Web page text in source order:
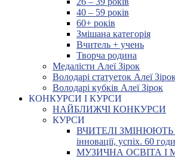
40 – 59 років
60+ років
Змішана категорія
Вчитель + учень
Творча родина
Медалісти Алеї Зірок
Володарі статуеток Алеї
Володарі кубків Алеї Зірок
КОНКУРСИ І КУРСИ
НАЙБЛИЖЧІ КОНКУРСИ
КУРСИ
ВЧИТЕЛІ ЗМІНЮЮТЬ
інновації, успіх. 60
МУЗИЧНА ОСВІТА І